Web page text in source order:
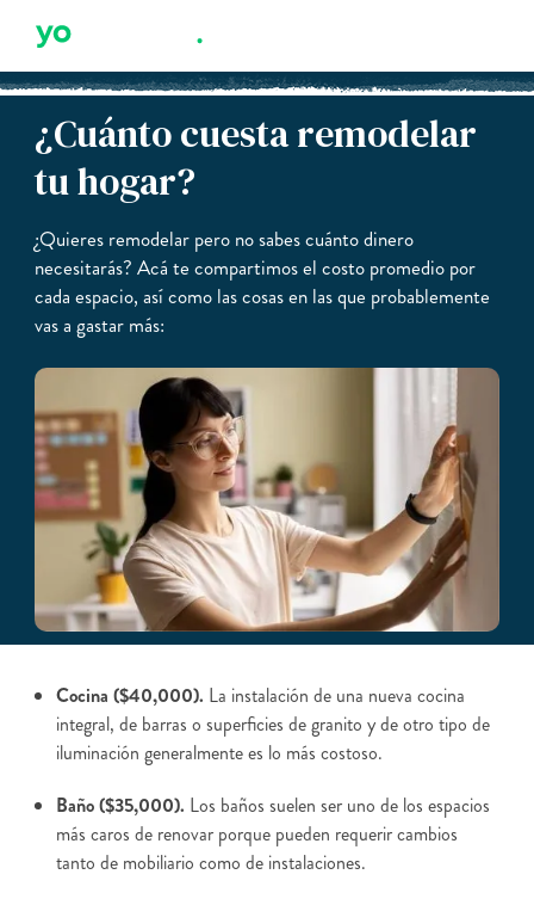
¿Cuánto cuesta remodelar
tu hogar?
¿Quieres remodelar pero no sabes cuánto dinero
necesitarás? Acá te compartimos el costo promedio por
cada espacio, así como las cosas en las que probablemente
vas a gastar más:
Cocina ($40,000). La instalación de una nueva cocina
integral, de barras o superficies de granito y de otro tipo de
iluminación generalmente es lo más costoso.
Baño ($35,000). Los baños suelen ser uno de los espacios
más caros de renovar porque pueden requerir cambios
tanto de mobiliario como de instalaciones.